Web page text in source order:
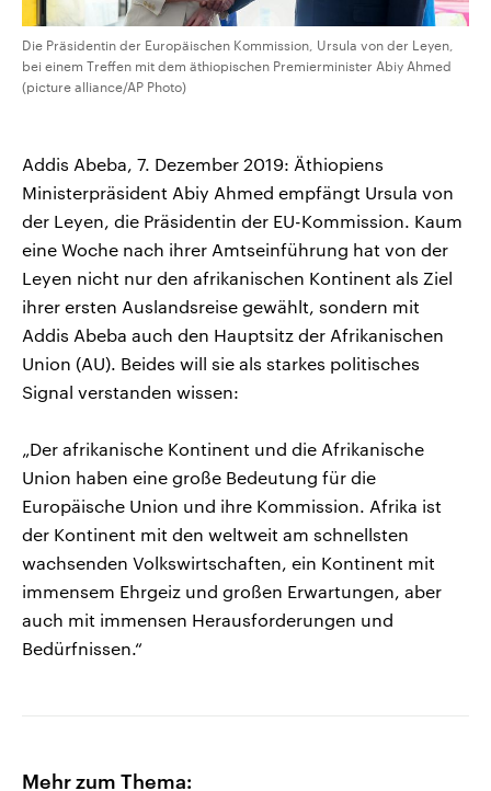
Die Präsidentin der Europäischen Kommission, Ursula von der Leyen,
bei einem Treffen mit dem äthiopischen Premierminister Abiy Ahmed
(picture alliance/AP Photo)
Addis Abeba, 7. Dezember 2019: Äthiopiens
Ministerpräsident Abiy Ahmed empfängt Ursula von
der Leyen, die Präsidentin der EU-Kommission. Kaum
eine Woche nach ihrer Amtseinführung hat von der
Leyen nicht nur den afrikanischen Kontinent als Ziel
ihrer ersten Auslandsreise gewählt, sondern mit
Addis Abeba auch den Hauptsitz der Afrikanischen
Union (AU). Beides will sie als starkes politisches
Signal verstanden wissen:
„Der afrikanische Kontinent und die Afrikanische
Union haben eine große Bedeutung für die
Europäische Union und ihre Kommission. Afrika ist
der Kontinent mit den weltweit am schnellsten
wachsenden Volkswirtschaften, ein Kontinent mit
immensem Ehrgeiz und großen Erwartungen, aber
auch mit immensen Herausforderungen und
Bedürfnissen.“
Mehr zum Thema: